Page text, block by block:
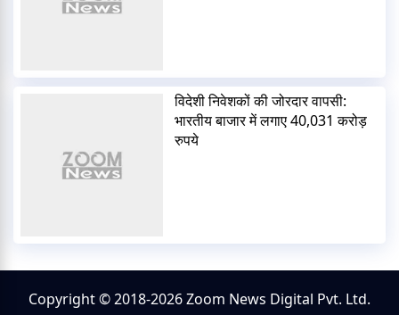
विदेशी निवेशकों की जोरदार वापसी:
भारतीय बाजार में लगाए 40,031 करोड़
रुपये
Copyright © 2018-2026 Zoom News Digital Pvt. Ltd.